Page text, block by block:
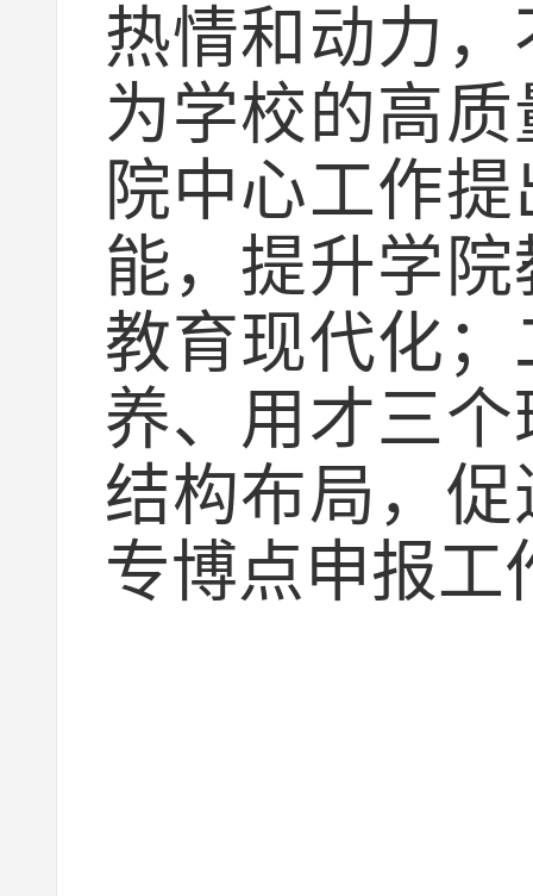
热情和动力
为学校的高
院中心工作
能，提升学
教育现代化
养、用才三
结构布局，
专博点申报工